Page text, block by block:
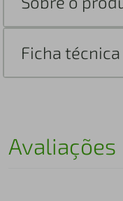
Ficha técnica
Avaliações